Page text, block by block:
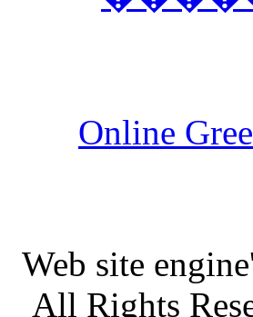
Online
Web site
All Rights